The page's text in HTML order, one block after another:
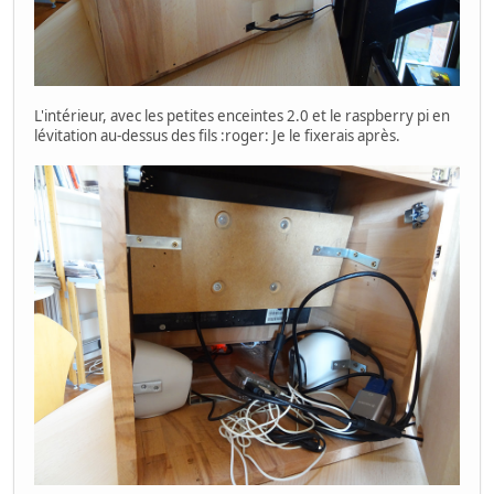
L'intérieur, avec les petites enceintes 2.0 et le raspberry pi en
lévitation au-dessus des fils :roger: Je le fixerais après.